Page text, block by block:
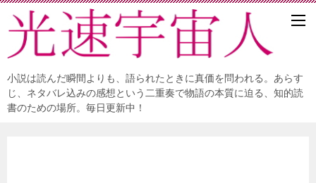
小説は読んだ瞬間よりも、語られたときに真価を問われる。あらす
じ、ネタバレ込みの感想という二重奏で物語の本質に迫る、知的読
書のための場所。毎日更新中！